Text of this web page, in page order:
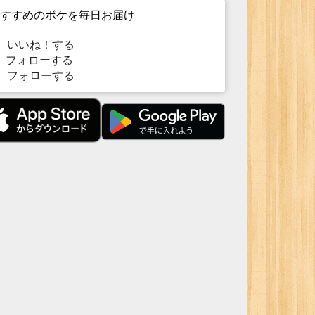
すめのボケを毎日お届け
いいね！する
ォローする
フォローする